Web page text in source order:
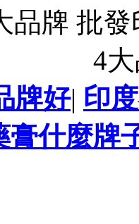
品牌 批
4
牌好| 印
膏什麼牌